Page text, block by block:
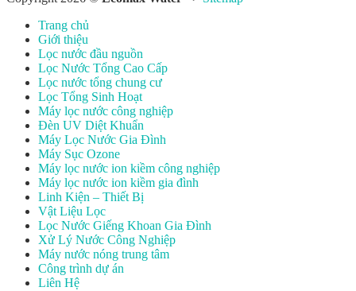
Trang chủ
Giới thiệu
Lọc nước đầu nguồn
Lọc Nước Tổng Cao Cấp
Lọc nước tổng chung cư
Lọc Tổng Sinh Hoạt
Máy lọc nước công nghiệp
Đèn UV Diệt Khuẩn
Máy Lọc Nước Gia Đình
Máy Sục Ozone
Máy lọc nước ion kiềm công nghiệp
Máy lọc nước ion kiềm gia đình
Linh Kiện – Thiết Bị
Vật Liệu Lọc
Lọc Nước Giếng Khoan Gia Đình
Xử Lý Nước Công Nghiệp
Máy nước nóng trung tâm
Công trình dự án
Liên Hệ